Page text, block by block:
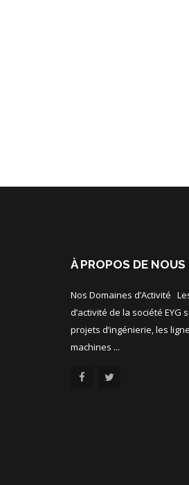
À PROPOS DE NOUS
Nos Domaines d’Activité
d’activité de la société
projets d’ingénierie, les
machines ...